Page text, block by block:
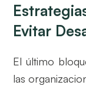
Evitar
El último
las